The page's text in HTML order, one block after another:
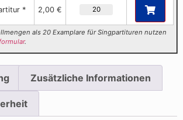
* 2,00 €
als 20 Examplare für Singpartituren nutzen
.
Zusätzliche Informationen